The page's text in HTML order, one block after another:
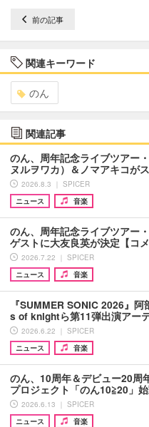
前の記事
関連キーワード
のん
関連記事
のん、周年記念ライブツアー
ヌルヲワカ）＆ノマアキコが
2026.8.3 ｜ SPICER
ニュース
音楽
のん、周年記念ライブツアー
ゲストに大友良英が決定【コメ
2026.7.22 ｜ SPICER
ニュース
音楽
『SUMMER SONIC 2026』
s of knightら第11弾出演アー
2026.6.22 ｜ SPICER
ニュース
音楽
のん、10周年＆デビュー20周
プロジェクト「のん10≧20
2026.6.13 ｜ SPICER
ニュース
音楽